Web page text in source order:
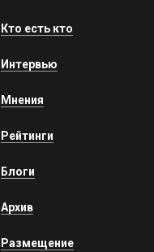
Кто есть кто
Интервью
Мнения
Рейтинги
Блоги
Архив
Размещение